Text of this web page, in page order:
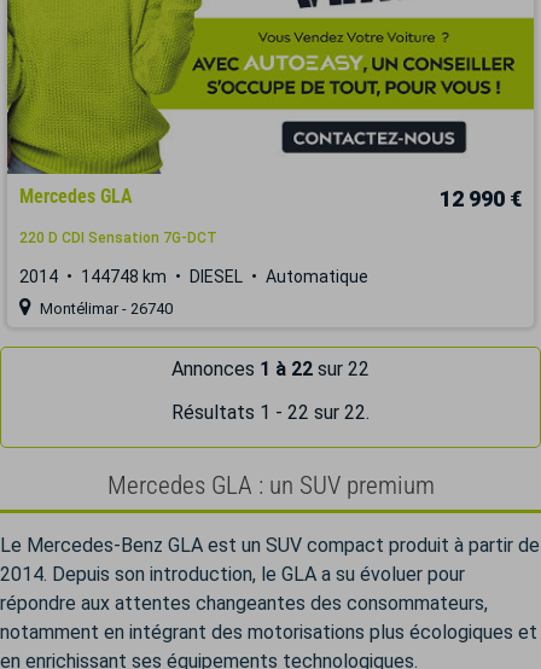
Mercedes GLA 12 990 €
220 D CDI Sensation 7G-DCT
2014 144748 km DIESEL Automatique
Montélimar - 26740
Annonces 1 à 22 sur 22
Résultats 1 - 22 sur 22.
Mercedes GLA : un SUV premium
Le Mercedes-Benz GLA est un SUV compact produit à partir de
2014. Depuis son introduction, le GLA a su évoluer pour
répondre aux attentes changeantes des consommateurs,
notamment en intégrant des motorisations plus écologiques et
en enrichissant ses équipements technologiques.